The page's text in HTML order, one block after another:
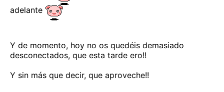
adelante
Y de momento, hoy no os quedéis demasiado
desconectados, que esta tarde ero!!
Y sin más que decir, que aproveche!!